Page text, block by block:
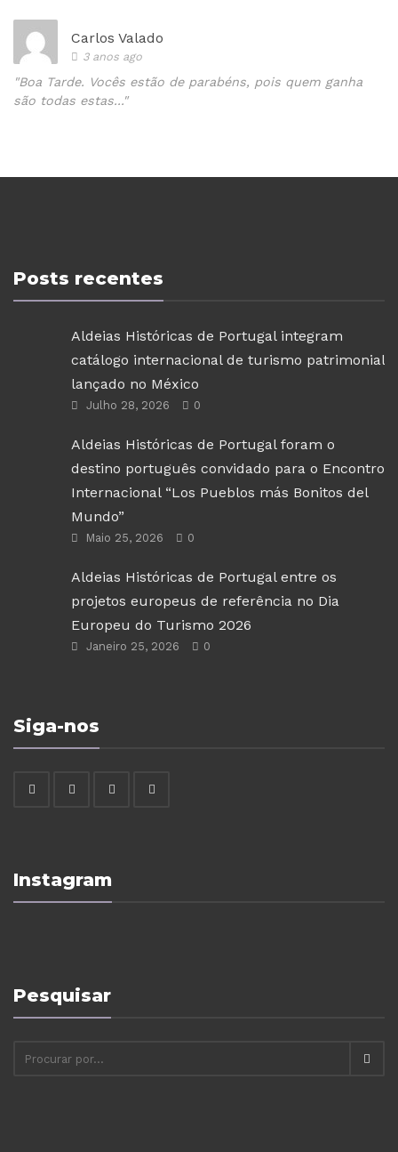
Carlos Valado
3 anos ago
"Boa Tarde. Vocês estão de parabéns, pois quem ganha
são todas estas..."
Posts recentes
Aldeias Históricas de Portugal integram
catálogo internacional de turismo patrimonial
lançado no México
Julho 28, 2026 0
Aldeias Históricas de Portugal foram o
destino português convidado para o Encontro
Internacional “Los Pueblos más Bonitos del
Mundo”
Maio 25, 2026 0
Aldeias Históricas de Portugal entre os
projetos europeus de referência no Dia
Europeu do Turismo 2026
Janeiro 25, 2026 0
Siga-nos
Instagram
Pesquisar